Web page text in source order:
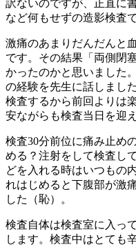
訳ないのですが、正直に
など何もせずの造影検査
激痛のあまりだんだんと
です。その結果「両側閉
かったのかと思いました
の経験を先生に話しまし
検査するから前回よりは
安ながらも検査当日を迎
検査30分前位に痛み止め
める？注射をして検査し
どを入れる時はいつもの
れはじめると下腹部が激
した（恥）。
検査自体は検査室に入っ
します。検査中はとても